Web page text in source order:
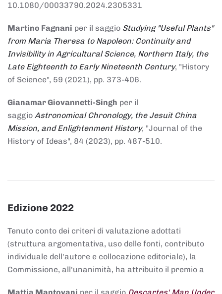
10.1080/00033790.2024.2305331
Martino Fagnani per il saggio Studying "Useful Plants"
from Maria Theresa to Napoleon: Continuity and
Invisibility in Agricultural Science, Northern Italy, the
Late Eighteenth to Early Nineteenth Century, "History
of Science", 59 (2021), pp. 373-406.
Gianamar Giovannetti-Singh per il
saggio Astronomical Chronology, the Jesuit China
Mission, and Enlightenment History, "Journal of the
History of Ideas", 84 (2023), pp. 487-510.
Edizione 2022
Tenuto conto dei criteri di valutazione adottati
(struttura argomentativa, uso delle fonti, contributo
individuale dell'autore e collocazione editoriale), la
Commissione, all'unanimità, ha attribuito il premio a